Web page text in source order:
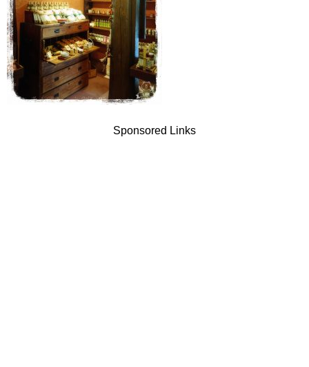
Sponsored Links